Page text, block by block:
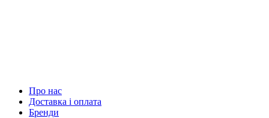
Про нас
Доставка і оплата
Бренди